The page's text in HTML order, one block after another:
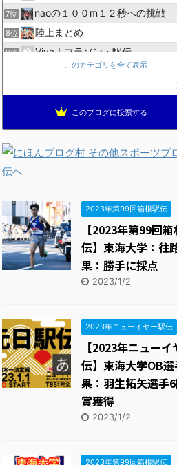
7位 naoの１００m１２秒への挑戦
8位 陸上まとめ
9位 Viva！マラソン・駅伝
こっそりSONOKO生活
箱根駅伝速報
13位 走
14位 陸上競技ログ
15位
このカテゴリを全て表示
このブログに投票する
2023年第99回箱根駅伝
【2023年第99回
伝】東海大学：往
果：勝手に採点
2023/1/2
2023年ニューイヤー駅伝
【2023年ニュー
伝】東海大学OB
果：羽生拓矢選手
賞獲得
2023/1/2
2023年第99回箱根駅伝